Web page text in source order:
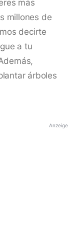
más
millones de
decirte
a tu
árboles
Anzeige